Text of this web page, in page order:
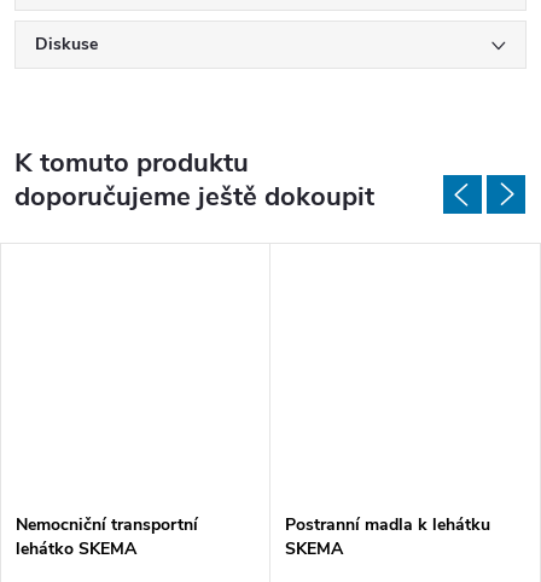
Diskuse
K tomuto produktu
doporučujeme ještě dokoupit
Nemocniční transportní
lehátko SKEMA
Postranní madla k lehátku
SKEMA